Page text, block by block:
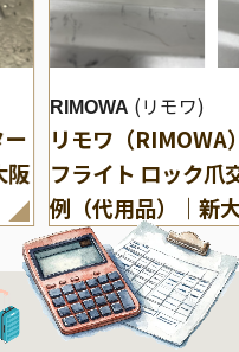
阪
RIMOWA (リモワ)
リモワ（RIMOWA
フライト ロック爪
例（代用品）｜新